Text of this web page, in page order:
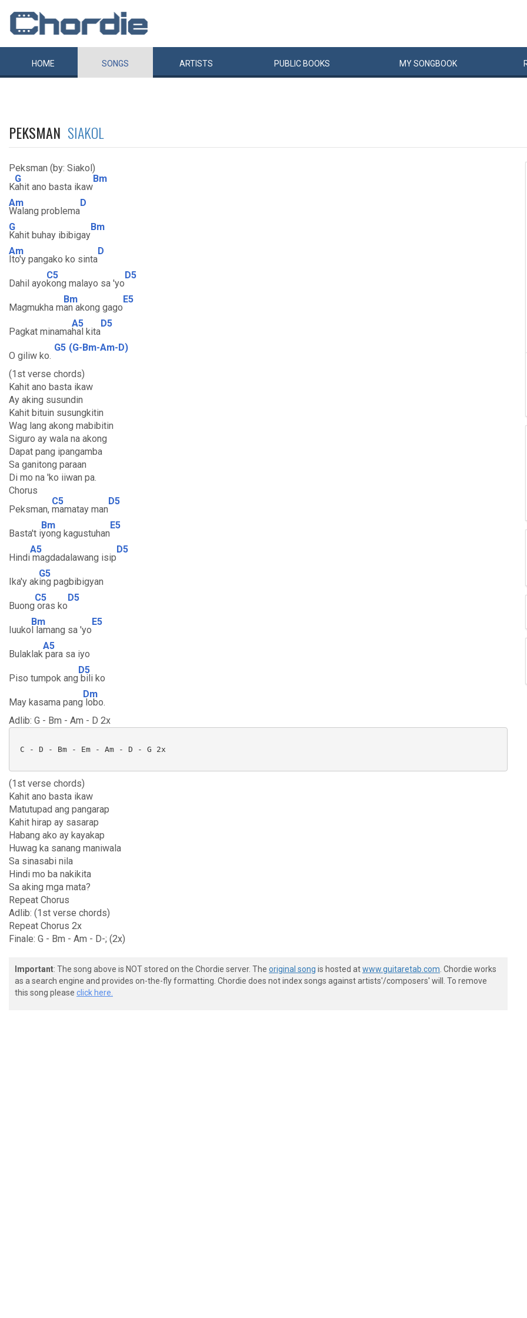
HOME SONGS ARTISTS PUBLIC BOOKS MYSONGBOOK
PEKSMAN SIAKOL
Peksman (by: Siakol)
K
G
ahit ano basta ikaw
Bm
Am
Walang problema
D
G
Kahit buhay ibibigay
Bm
Am
Ito'y pangako ko sinta
D
Dahil ayo
C5
kong malayo sa 'yo
D5
Magmukha m
Bm
an akong gago
E5
Pagkat minama
A5
hal kita
D5
O giliw ko.
G5 (G-Bm-Am-D)
(1st verse chords)
Kahit ano basta ikaw
Ay aking susundin
Kahit bituin susungkitin
Wag lang akong mabibitin
Siguro ay wala na akong
Dapat pang ipangamba
Sa ganitong paraan
Di mo na 'ko iiwan pa.
Chorus
Peksman,
C5
mamatay man
D5
Basta't i
Bm
yong kagustuhan
E5
Hindi
A5
magdadalawang isip
D5
Ika'y ak
G5
ing pagbibigyan
Buong
C5
oras ko
D5
Iuuko
Bm
l lamang sa 'yo
E5
Bulaklak
A5
para sa iyo
Piso tumpok ang
D5
bili ko
May kasama pang
Dm
lobo.
Adlib: G - Bm - Am - D 2x
C - D - Bm - Em - Am - D - G 2x
(1st verse chords)
Kahit ano basta ikaw
Matutupad ang pangarap
Kahit hirap ay sasarap
Habang ako ay kayakap
Huwag ka sanang maniwala
Sa sinasabi nila
Hindi mo ba nakikita
Sa aking mga mata?
Repeat Chorus
Adlib: (1st verse chords)
Repeat Chorus 2x
Finale: G - Bm - Am - D-; (2x)
Important: The song above is NOT stored on the Chordie server. The original song is hosted atwww.guitaretab.com . Chordie works
as a search engine and provides on-the-fly formatting. Chordie does not index songs against artists'/composers' will. To remove
this song please click here.